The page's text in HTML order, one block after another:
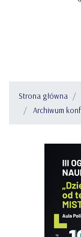
Strona główna
Archiwum